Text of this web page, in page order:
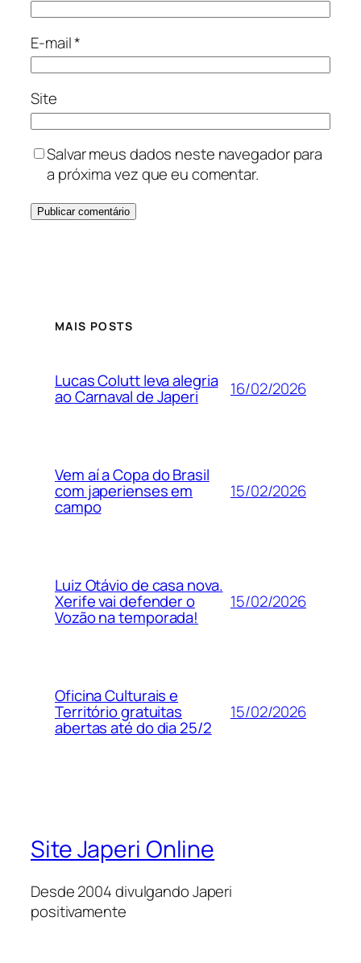
E-mail*
Site
Salvar meus dados neste navegador para
a próxima vez que eu comentar.
MAIS POSTS
Lucas Colutt leva alegria
ao Carnaval de Japeri 16/02/2026
Vem aí a Copa do Brasil
com japerienses em
campo
15/02/2026
Luiz Otávio de casa nova.
Xerife vai defender o
Vozão na temporada!
15/02/2026
Oficina Culturais e
Território gratuitas
abertas até do dia 25/2
15/02/2026
Site Japeri Online
Desde 2004 divulgando Japeri
positivamente